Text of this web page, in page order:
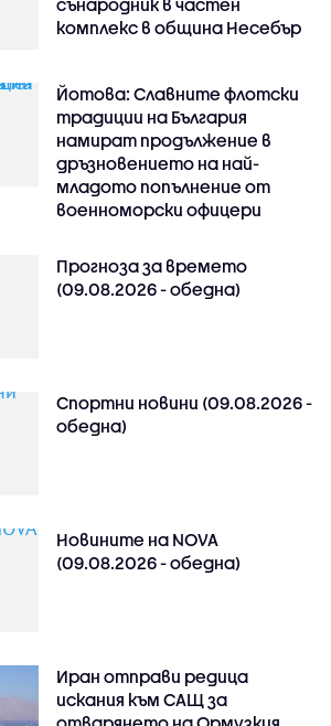
комплекс в община Несебър
Йотова: Славните флотски
традиции на България
намират продължение в
дръзновението на най-
младото попълнение от
военноморски офицери
Прогноза за времето
(09.08.2026 - обедна)
Спортни новини (09.08.2026 -
обедна)
Новините на NOVA
(09.08.2026 - обедна)
Иран отправи редица
искания към САЩ за